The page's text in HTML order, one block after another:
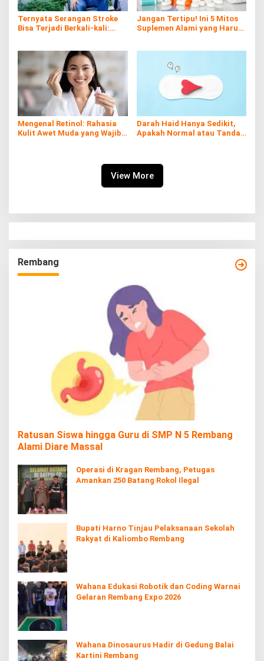
Ternyata Serangan Stroke
Bisa Terjadi Berkali-kali:
Jangan Tertipu! Ini 5 Mitos
Suplemen Alami yang Harus
Mengenal Retinol: Rahasia
Kulit Awet Muda yang Wajib
Darah Haid Hanya Sedikit,
Apakah Normal atau Tanda
View More
Rembang
Ratusan Siswa hingga Guru di SMP N 5 Rembang
Alami Diare Massal
Operasi di Kragan Rembang, Petugas
Amankan 250 Batang Rokol Ilegal
Bupati Harno Tinjau Pelaksanaan Sekolah
Rakyat di Kaliombo Rembang
Wahana Edukasi Robotik dan Coding Warnai
Gelaran Rembang Expo 2026
Wahana Dinosaurus Hadir di Gedung Balai
Kartini Rembang